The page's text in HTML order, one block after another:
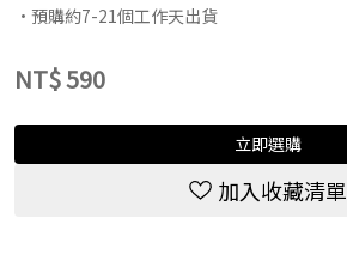
•預購約7-21個工作天出貨
NT$590
立即選購
加入收藏清單